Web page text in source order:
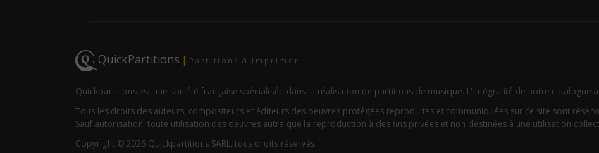
QuickPartitions | Partitions à imprimer
Quickpartitions est une société française spécialisée dans la réalisation de partitions de musique. L'intégralité de notre catalogue
Tous les droits des auteurs, compositeurs et éditeurs des oeuvres protégées reproduites et communiquées sur ce site sont
Sauf autorisation, toute utilisation des oeuvres autre que la reproduction à des fins privées et non destinées à une utilisation
Copyright © 2026 Quickpartitions SARL, tous droits réservés